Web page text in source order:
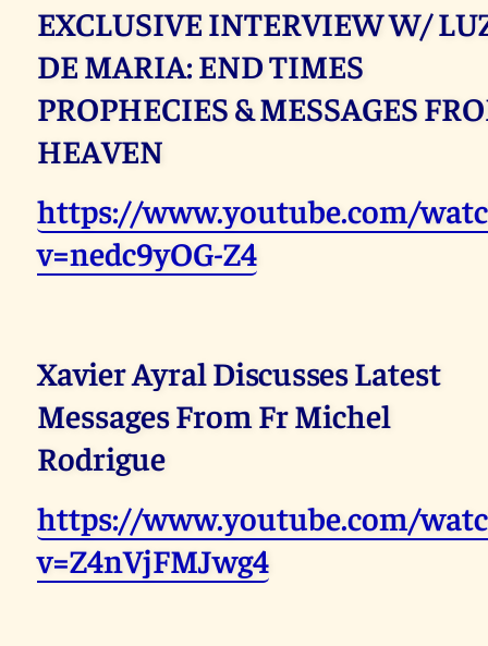
EXCLUSIVE INTERVIEW W/
DE MARIA: END TIMES
PROPHECIES & MESSAGES
HEAVEN
https://www.youtube.com/
v=nedc9yOG-Z4
Xavier Ayral Discusses Latest
Messages From Fr Michel
Rodrigue
https://www.youtube.com/
v=Z4nVjFMJwg4